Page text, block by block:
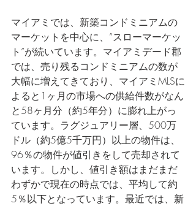
マイアミでは、新築コンドミニアムの
マーケットを中心に、”スローマーケッ
ト”が続いています。マイアミデード郡
では、売り残るコンドミニアムの数が
大幅に増えてきており、マイアミMLSに
よると1ヶ月の市場への供給件数がなん
と58ヶ月分（約5年分）に膨れ上がっ
ています。ラグジュアリー層、500万
ドル（約5億5千万円）以上の物件は、
96％の物件が値引きをして売却されて
います。しかし、値引き額はまだまだ
わずかで現在の時点では、平均して約
5％以下となっています。最近では、新